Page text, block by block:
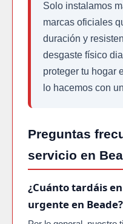
Solo instalamos
marcas oficiales
duración y
desgaste físico
proteger tu hogar
lo hacemos con
Preguntas
servicio en
¿Cuánto tardáis
urgente en Beade?